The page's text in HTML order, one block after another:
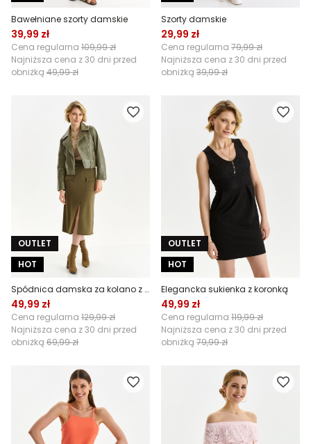
Bawełniane szorty damskie
39,99 zł
Cena regularna 109,99 zł
Najniższa cena z 30 dni przed
obniżką 49,99 zł
Szorty damskie
29,99 zł
Cena regularna 79,99 zł
Najniższa cena z 30 dni przed
obniżką 39,99 zł
OUTLET
HOT
Spódnica damska za kolano z kieszeniami
49,99 zł
Cena regularna 129,99 zł
Najniższa cena z 30 dni przed
obniżką 69,99 zł
OUTLET
HOT
Elegancka sukienka z koronką
49,99 zł
Cena regularna 119,99 zł
Najniższa cena z 30 dni przed
obniżką 79,99 zł